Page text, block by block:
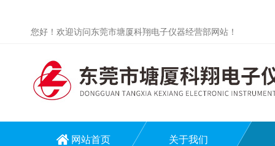
您好！欢迎访问东莞市塘厦科翔电子仪器经营部网站！
网站首页 关于我们